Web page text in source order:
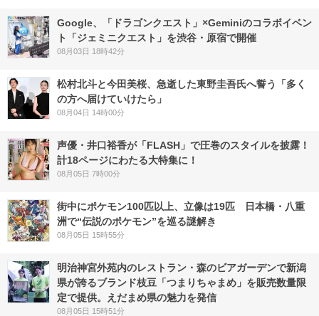
Google、「ドラゴンクエスト」×Geminiのコラボイベン
ト「ジェミニクエスト」を渋谷・原宿で開催
08月03日 18時42分
松村北斗と今田美桜、急逝した東野圭吾氏へ誓う「多く
の方へ届けていけたら」
08月04日 14時00分
声優・井口裕香が「FLASH」で圧巻のスタイルを披露！
計18ページにわたる大特集に！
08月05日 7時00分
街中にポケモン100匹以上、立像は19匹 日本橋・八重
洲で“伝説のポケモン”を巡る謎解き
08月05日 15時55分
明治神宮外苑内のレストラン・森のビアガーデンで新潟
県が誇るブランド枝豆「つまりちゃまめ」を販売数量限
定で提供。えだまめ県の魅力を発信
08月05日 15時51分